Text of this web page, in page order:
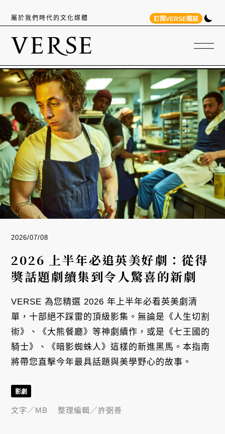
屬於我們時代的文化媒體 訂閱VERSE雜誌
2026/07/08
2026 上半年必追英美好劇：從得
獎話題劇續集到令人驚喜的新劇
VERSE 為您精選 2026 年上半年必看英美劇清
單，十部絕不踩雷的頂級影集。無論是《人生切割
術》、《大熊餐廳》等神劇續作，或是《七王國的
騎士》、《暗影蜘蛛人》這樣的新進黑馬。本指南
將帶您直擊今年最具話題與美學野心的故事。
影劇
文字／MB 整理編輯／許弼善